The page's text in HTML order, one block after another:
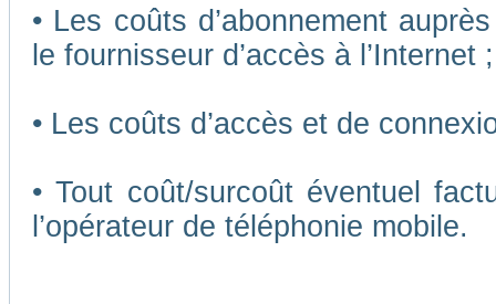
• Les coûts d’abonnement
le fournisseur d’accès à l’Internet ;
• Les coûts d’accès et de
• Tout coût/surcoût éventuel
l’opérateur de téléphonie mobile.